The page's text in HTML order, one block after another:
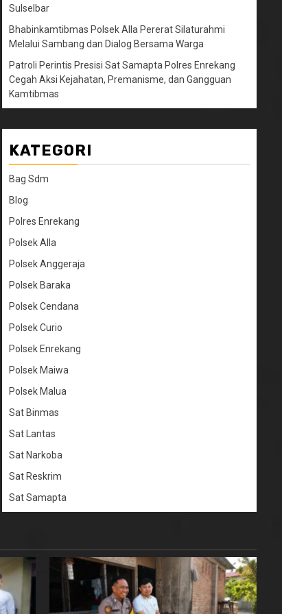
Sulselbar
Bhabinkamtibmas Polsek Alla Pererat Silaturahmi
Melalui Sambang dan Dialog Bersama Warga
Patroli Perintis Presisi Sat Samapta Polres Enrekang
Cegah Aksi Kejahatan, Premanisme, dan Gangguan
Kamtibmas
KATEGORI
Bag Sdm
Blog
Polres Enrekang
Polsek Alla
Polsek Anggeraja
Polsek Baraka
Polsek Cendana
Polsek Curio
Polsek Enrekang
Polsek Maiwa
Polsek Malua
Sat Binmas
Sat Lantas
Sat Narkoba
Sat Reskrim
Sat Samapta